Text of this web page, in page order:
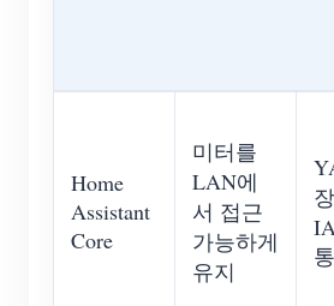
Home
Assistant
Core
미터를
LAN에
서 접근
가능하게
유지
장